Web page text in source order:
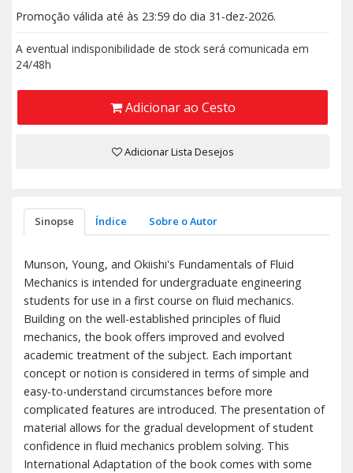
Promoção válida até às 23:59 do dia 31-dez-2026.
A eventual indisponibilidade de stock será comunicada em
24/48h
Adicionar ao Cesto
Adicionar Lista Desejos
Sinopse Índice Sobre o Autor
Munson, Young, and Okiishi's Fundamentals of Fluid
Mechanics is intended for undergraduate engineering
students for use in a first course on fluid mechanics.
Building on the well-established principles of fluid
mechanics, the book offers improved and evolved
academic treatment of the subject. Each important
concept or notion is considered in terms of simple and
easy-to-understand circumstances before more
complicated features are introduced. The presentation of
material allows for the gradual development of student
confidence in fluid mechanics problem solving. This
International Adaptation of the book comes with some